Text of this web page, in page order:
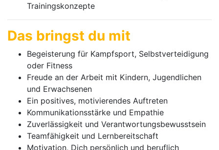
Trainingskonzepte
Das bringst du mit
Begeisterung für Kampfsport, Selbstverteidigung
oder Fitness
Freude an der Arbeit mit Kindern, Jugendlichen
und Erwachsenen
Ein positives, motivierendes Auftreten
Kommunikationsstärke und Empathie
Zuverlässigkeit und Verantwortungsbewusstsein
Teamfähigkeit und Lernbereitschaft
Motivation, Dich persönlich und beruflich